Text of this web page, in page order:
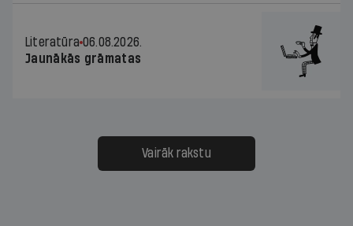
Literatūra 06.08.2026.
Jaunākās grāmatas
Vairāk rakstu